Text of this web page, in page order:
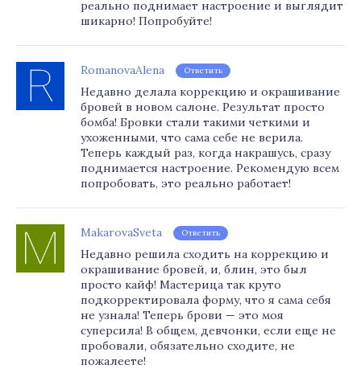
реально поднимает настроение и выглядит
шикарно! Попробуйте!
RomanovaAlena Ответить
Недавно делала коррекцию и окрашивание
бровей в новом салоне. Результат просто
бомба! Бровки стали такими четкими и
ухоженными, что сама себе не верила.
Теперь каждый раз, когда накрашусь, сразу
поднимается настроение. Рекомендую всем
попробовать, это реально работает!
MakarovaSveta Ответить
Недавно решила сходить на коррекцию и
окрашивание бровей, и, блин, это был
просто кайф! Мастерица так круто
подкорректировала форму, что я сама себя
не узнала! Теперь брови — это моя
суперсила! В общем, девчонки, если еще не
пробовали, обязательно сходите, не
пожалеете!